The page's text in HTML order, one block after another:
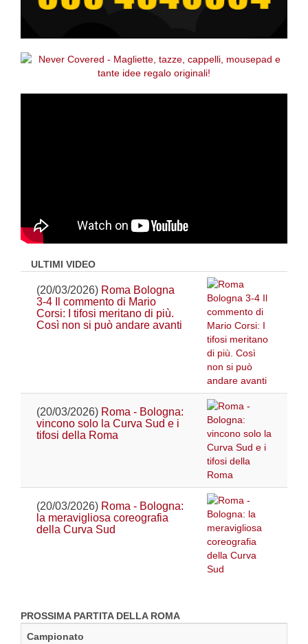
ULTIMI VIDEO
(20/03/2026) Roma Bologna
3-4 Il commento di Mario
Corsi: I tifosi meritano di più.
Così non si può andare avanti
(20/03/2026) Roma - Bologna:
vincono solo la Curva Sud e i
tifosi della Roma
(20/03/2026) Roma - Bologna:
la meravigliosa coreografia
della Curva Sud
PROSSIMA PARTITA DELLA ROMA
Campionato